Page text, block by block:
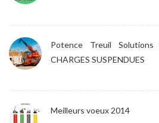
Potence Treuil
CHARGES SUSPENDUES
Meilleurs voeux 2014